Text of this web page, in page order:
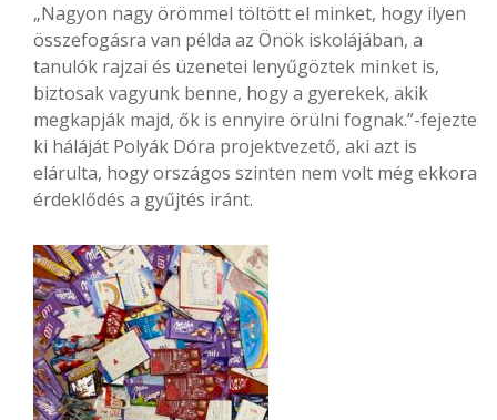
„Nagyon nagy örömmel töltött el minket, hogy ilyen
összefogásra van példa az Önök iskolájában, a
tanulók rajzai és üzenetei lenyűgöztek minket is,
biztosak vagyunk benne, hogy a gyerekek, akik
megkapják majd, ők is ennyire örülni fognak.”-fejezte
ki háláját Polyák Dóra projektvezető, aki azt is
elárulta, hogy országos szinten nem volt még ekkora
érdeklődés a gyűjtés iránt.